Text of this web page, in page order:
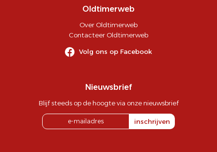
Oldtimerweb
Over Oldtimerweb
Contacteer Oldtimerweb
Volg ons op Facebook
Nieuwsbrief
Blijf steeds op de hoogte via onze nieuwsbrief
inschrijven